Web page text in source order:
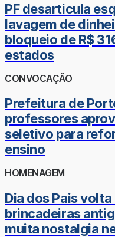
PF desarticula
lavagem de
bloqueio de R$
estados
CONVOCAÇÃO
Prefeitura de
professores
seletivo para
ensino
HOMENAGEM
Dia dos Pais
brincadeiras
muita nostalgia